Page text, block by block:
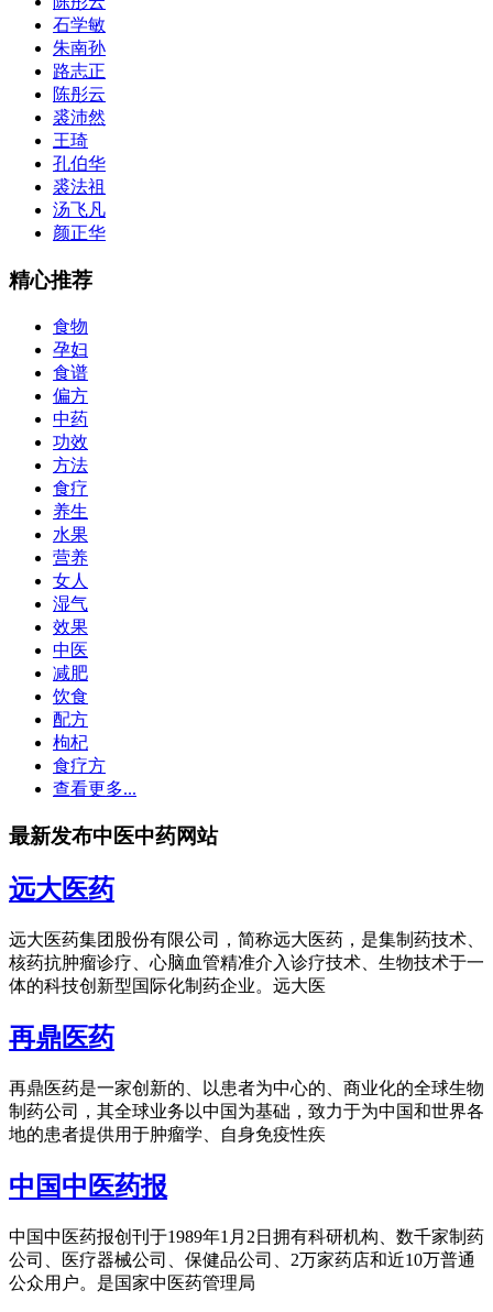
石学敏
朱南孙
路志正
陈彤云
裘沛然
王琦
孔伯华
裘法祖
汤飞凡
颜正华
精心推荐
食物
孕妇
食谱
偏方
中药
功效
方法
食疗
养生
水果
营养
女人
湿气
效果
中医
减肥
饮食
配方
枸杞
食疗方
查看更多...
最新发布中医中药网站
远大医药
远大医药集团股份有限公司，简称远大医药，是集制药技术、
核药抗肿瘤诊疗、心脑血管精准介入诊疗技术、生物技术于一
体的科技创新型国际化制药企业。远大医
再鼎医药
再鼎医药是一家创新的、以患者为中心的、商业化的全球生物
制药公司，其全球业务以中国为基础，致力于为中国和世界各
地的患者提供用于肿瘤学、自身免疫性疾
中国中医药报
中国中医药报创刊于1989年1月2日拥有科研机构、数千家制药
公司、医疗器械公司、保健品公司、2万家药店和近10万普通
公众用户。是国家中医药管理局